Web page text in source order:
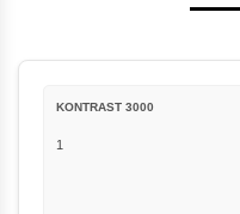
KONTRAST 3000
1